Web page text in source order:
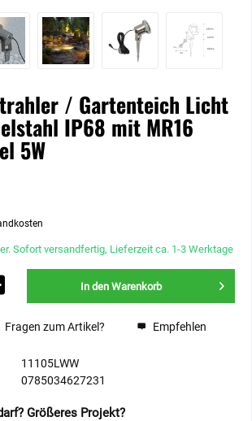
/ Gartenteich Licht
IP68 mit MR16
5W
Sofort versandfertig, Lieferzeit ca. 1-3 Werktage
In den Warenkorb
Fragen zum Artikel? Empfehlen
11105LWW
0785034627231
Größeres Projekt?